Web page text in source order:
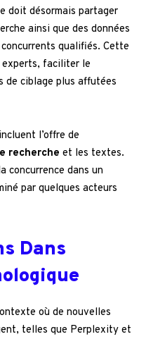
doit désormais partager
ainsi que des données
qualifiés. Cette
experts, faciliter le
de ciblage plus affutées
l’offre de
recherche et les textes.
concurrence dans un
par quelques acteurs
Dans
où de nouvelles
telles que Perplexity et